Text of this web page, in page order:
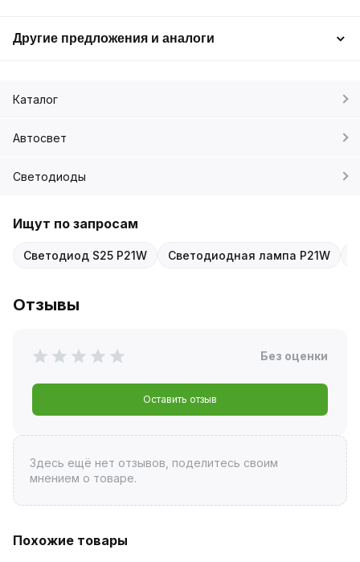
Другие предложения и аналоги
Каталог
Автосвет
Светодиоды
Ищут по запросам
Светодиод S25 Р21W Светодиодная лампа Р21W
Отзывы
Без оценки
Оставить отзыв
Здесь ещё нет отзывов, поделитесь своим
мнением о товаре.
Похожие товары